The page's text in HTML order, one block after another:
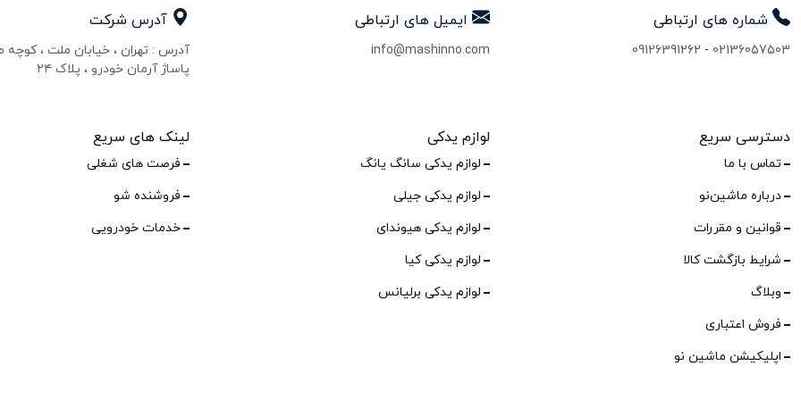
شماره های ارتباطی
02136057503
-
09126391262
ایمیل های ارتباطی
info@mashinno.com
آدرس شرکت
آدرس : تهران ، خیابان ملت ، کوچه
پاساژ آرمان خودرو ، پلاک ۲۴
دسترسی سریع
تماس با ما
درباره ماشین‌نو
قوانین و مقررات
شرایط بازگشت کالا
وبلاگ
فروش اعتباری
اپلیکیشن ماشین نو
لوازم یدکی
لوازم یدکی سانگ یانگ
لوازم یدکی جیلی
لوازم یدکی هیوندای
لوازم یدکی کیا
لوازم یدکی برلیانس
لینک های سریع
فرصت های شغلی
فروشنده شو
خدمات خودرویی